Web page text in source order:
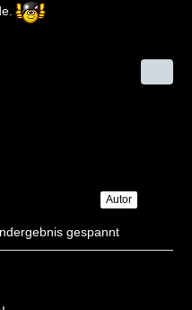
Autor
gespannt